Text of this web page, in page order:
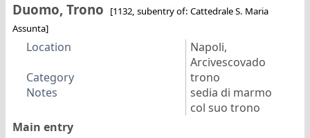
Duomo, Trono
[1132, subentry of: Cattedrale S. Maria
Assunta]
Location
Napoli,
Arcivescovado
Category
trono
Notes
sedia di marmo
col suo trono
Main entry